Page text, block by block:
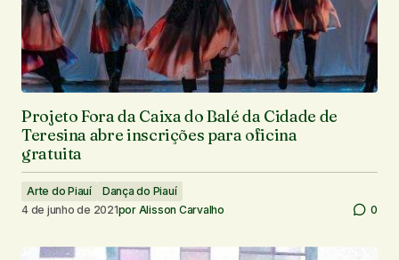
Projeto Fora da Caixa do Balé da Cidade de
Teresina abre inscrições para oficina
gratuita
Arte do Piauí
Dança do Piauí
4 de junho de 2021por Alisson Carvalho 0